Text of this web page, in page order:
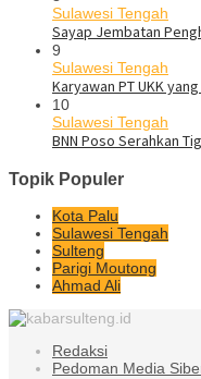
Sulawesi Tengah
Sayap Jembatan
9
Sulawesi Tengah
Karyawan PT UKK
10
Sulawesi Tengah
BNN Poso Serahkan
Topik Populer
Kota Palu
Sulawesi Tengah
Sulteng
Parigi Moutong
Ahmad Ali
Redaksi
Pedoman Media